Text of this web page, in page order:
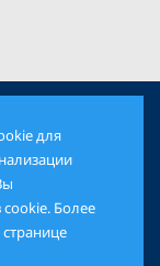
защищены
для
Более